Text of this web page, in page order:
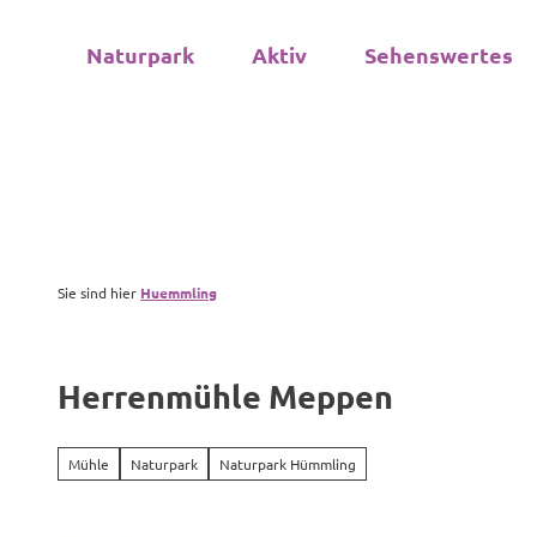
Naturpark Aktiv Sehenswertes
Sie sind hier Huemmling
Herrenmühle Meppen
Mühle Naturpark Naturpark Hümmling